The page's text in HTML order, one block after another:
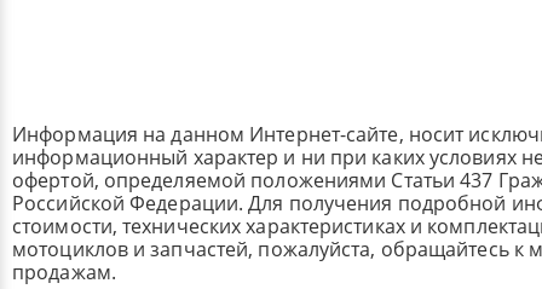
Информация на данном Интернет-сайте, носит
информационный характер и ни при каких условиях
офертой, определяемой положениями Статьи 437
Российской Федерации. Для получения подробной
стоимости, технических характеристиках и
мотоциклов и запчастей, пожалуйста, обращайтесь к
продажам.